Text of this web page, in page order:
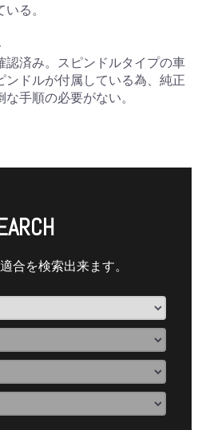
る。
認済み。スピンドルタイプの車
ンドルが付属している為、純正
手順の必要がない。
合を検索出来ます。